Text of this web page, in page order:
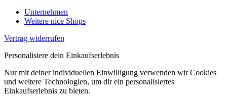
Unternehmen
Weitere nice Shops
Vertrag widerrufen
Personalisiere dein Einkaufserlebnis
Nur mit deiner individuellen Einwilligung verwenden wir Cookies
und weitere Technologien, um dir ein personalisiertes
Einkaufserlebnis zu bieten.